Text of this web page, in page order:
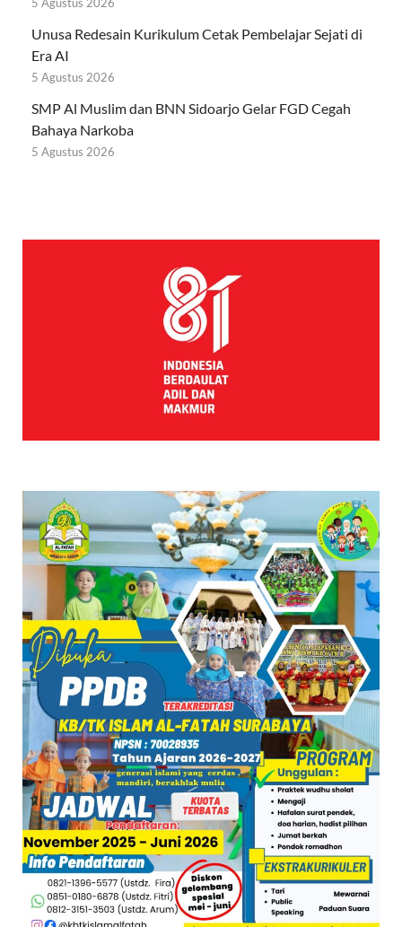
Unusa Redesain Kurikulum Cetak Pembelajar Sejati di
Era AI
5 Agustus 2026
SMP Al Muslim dan BNN Sidoarjo Gelar FGD Cegah
Bahaya Narkoba
5 Agustus 2026